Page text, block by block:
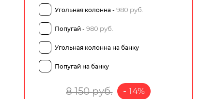
Угольная колонна - 980 руб.
Попугай - 980 руб.
Угольная колонна на банку
Попугай на банку
8 150руб. -14%